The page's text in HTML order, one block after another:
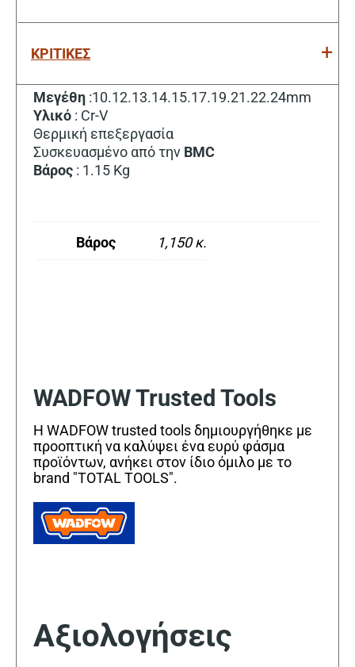
ΚΡΙΤΙΚΕΣ
Μεγέθη :10.12.13.14.15.17.19.21.22.24mm
Υλικό : Cr-V
Θερμική επεξεργασία
Συσκευασμένο από την BMC
Βάρος : 1.15 Kg
Βάρος 1,150 κ.
WADFOW Trusted Tools
Η WADFOW trusted tools δημιουργήθηκε με
προοπτική να καλύψει ένα ευρύ φάσμα
προϊόντων, ανήκει στον ίδιο όμιλο με το
brand "TOTAL TOOLS".
Αξιολογήσεις